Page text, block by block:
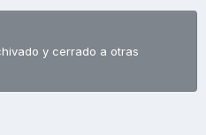
y cerrado a otras